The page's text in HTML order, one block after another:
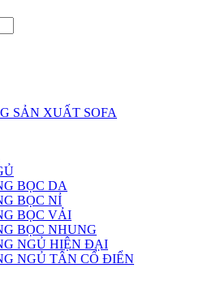
SẢN XUẤT SOFA
BỌC DA
BỌC NỈ
BỌC VẢI
BỌC NHUNG
NGỦ HIỆN ĐẠI
NGỦ TÂN CỔ ĐIỂN